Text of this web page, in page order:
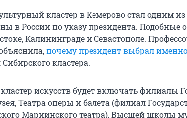
кластер в Кемерово стал одним
в России по указу президента. Подобные
Калининграде и Севастополе.
почему президент выбрал именно
кластера.
искусств будет включать филиалы
Театра оперы и балета (филиал
Мариинского театра), Высшей школы